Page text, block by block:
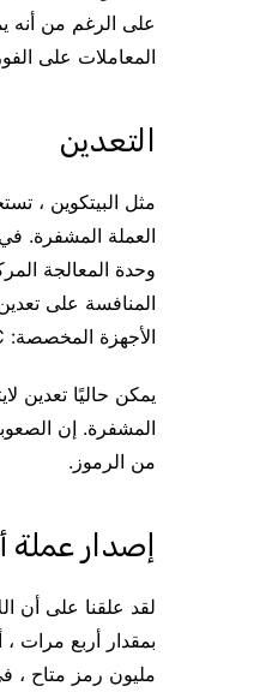
المعاملات على
التعدين
مثل البيتكوين ،
العملة المشفرة.
وحدة المعالجة
الأجهزة المخصصة: ASIC.
المشفرة. إن
من الرموز.
إصدار عملة
مليون رمز متاح ، في حين أن